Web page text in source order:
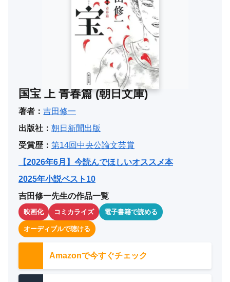
国宝 上 青春篇 (朝日文庫)
著者： 吉田修一
出版社： 朝日新聞出版
受賞歴： 第14回中央公論文芸賞
【2026年6月】今読んでほしいオススメ本
2025年小説ベスト10
吉田修一先生の作品一覧
映画化 コミカライズ 電子書籍で読める
オーディブルで聴ける
Amazonで今すぐチェック